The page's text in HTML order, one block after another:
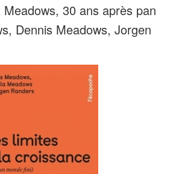
30 ans après pan
Dennis Meadows, Jorgen